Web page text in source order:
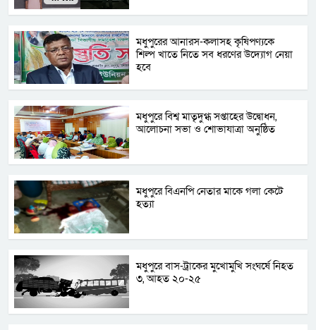
মধুপুরের আনারস-কলাসহ কৃষিপণ্যকে
শিল্প খাতে নিতে সব ধরণের উদ্যোগ নেয়া
হবে
মধুপুরে বিশ্ব মাতৃদুগ্ধ সপ্তাহের উদ্বোধন,
আলোচনা সভা ও শোভাযাত্রা অনুষ্ঠিত
মধুপুরে বিএনপি নেতার মাকে গলা কেটে
হত্যা
মধুপুরে বাস-ট্রাকের মুখোমুখি সংঘর্ষে নিহত
৩, আহত ২০-২৫